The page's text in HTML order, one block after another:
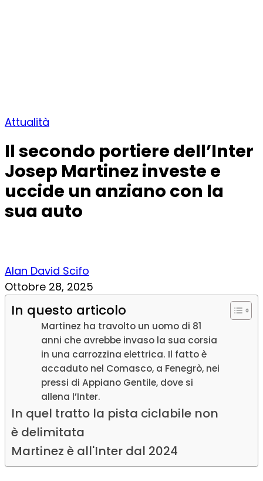
Attualità
Il secondo portiere dell’Inter
Josep Martinez investe e
uccide un anziano con la
sua auto
Alan David Scifo
Ottobre 28, 2025
In questo articolo
Martinez ha travolto un uomo di 81
anni che avrebbe invaso la sua corsia
in una carrozzina elettrica. Il fatto è
accaduto nel Comasco, a Fenegrò, nei
pressi di Appiano Gentile, dove si
allena l’Inter.
In quel tratto la pista ciclabile non
è delimitata
Martinez è all'Inter dal 2024